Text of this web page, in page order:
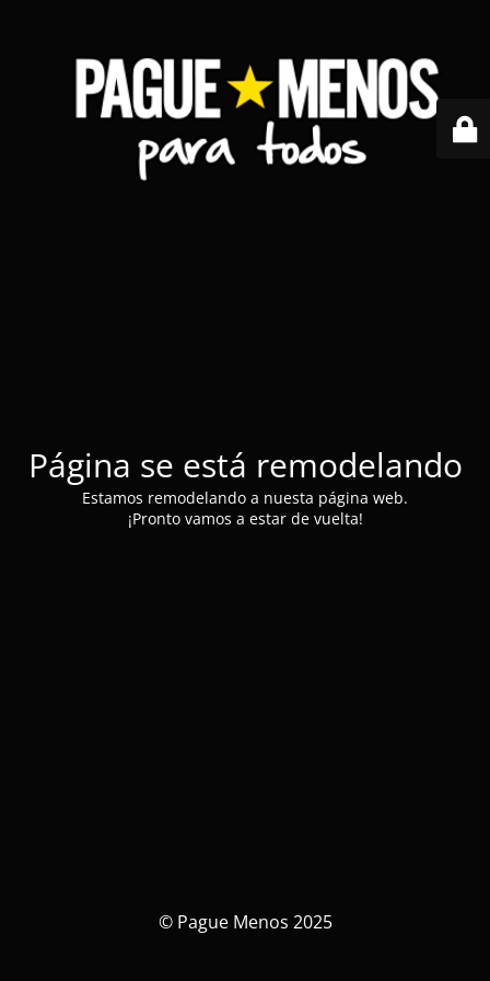
Página se está remodelando
Estamos remodelando a nuesta página web.
¡Pronto vamos a estar de vuelta!
© Pague Menos 2025